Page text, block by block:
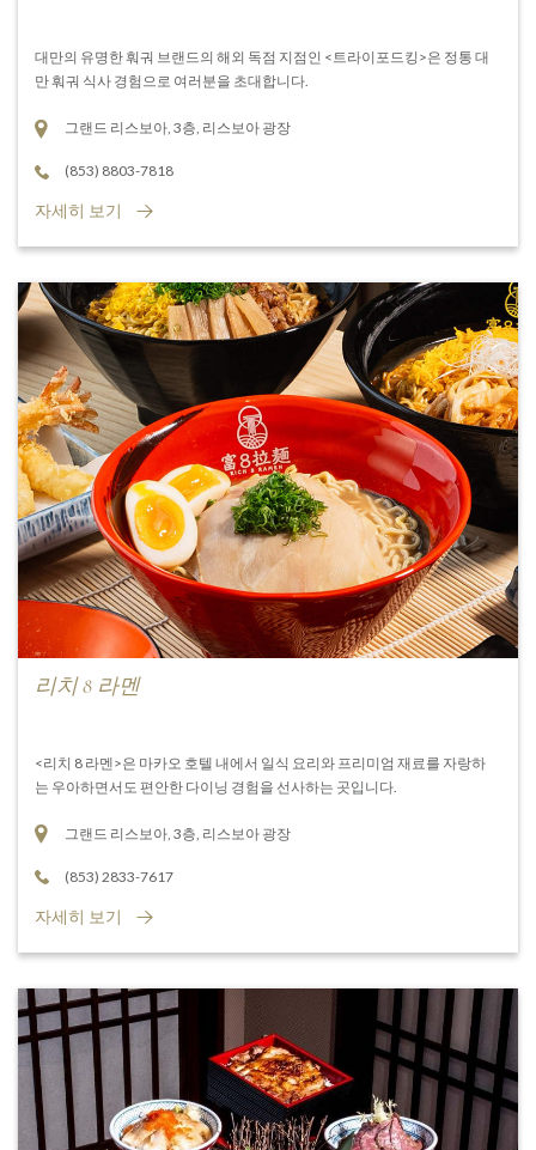
대만의 유명한 훠궈 브랜드의 해외 독점 지점인 <트라이포드킹>은 정통 대
만 훠궈 식사 경험으로 여러분을 초대합니다.
그랜드 리스보아, 3층, 리스보아 광장
(853) 8803-7818
자세히 보기
리치 8 라멘
<리치 8 라멘>은 마카오 호텔 내에서 일식 요리와 프리미엄 재료를 자랑하
는 우아하면서도 편안한 다이닝 경험을 선사하는 곳입니다.
그랜드 리스보아, 3층, 리스보아 광장
(853) 2833-7617
자세히 보기